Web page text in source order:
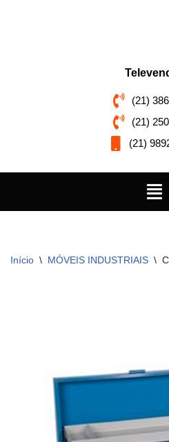
(21)
(21)
(21)
Início \ MÓVEIS INDUSTRIAIS \